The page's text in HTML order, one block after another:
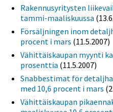
Rakennusyritysten
tammi-maaliskuussa
Försäljningen inom
procent i mars (11.5.2007)
Vähittäiskaupan myynti
prosenttia (11.5.2007)
Snabbestimat för
med 10,6 procent i mars
Vähittäiskaupan